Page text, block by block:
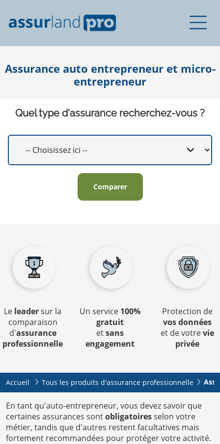
Assurance auto entrepreneur et micro-
entrepreneur
Quel type d'assurance recherchez-vous ?
Le leadersur la
comparaison
d'assurance
professionnelle
Un service 100%
gratuit
etsans
engagement
Protection de
vos données
et de votrevie
privée
Accueil Tous les produits d'assurance professionnelle
En tant qu'auto-entrepreneur, vous devez savoir que
certaines assurances sontobligatoiresselon votre
métier, tandis que d'autres restent facultatives mais
fortement recommandées pour protéger votre activité.